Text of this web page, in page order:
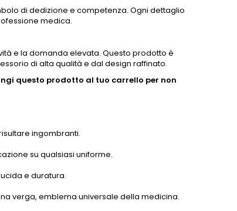
di dedizione e competenza. Ogni dettaglio
medica.
e la domanda elevata. Questo prodotto è
di alta qualità e dal design raffinato.
questo prodotto al tuo carrello per non
ingombranti.
su qualsiasi uniforme.
e duratura.
verga, emblema universale della medicina.